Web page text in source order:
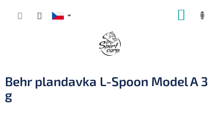
Behr plandavka L-Spoon Model A 3
g